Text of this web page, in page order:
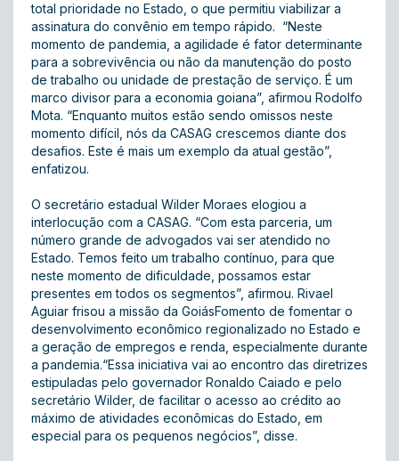
total prioridade no Estado, o que permitiu viabilizar a
assinatura do convênio em tempo rápido. “Neste
momento de pandemia, a agilidade é fator determinante
para a sobrevivência ou não da manutenção do posto
de trabalho ou unidade de prestação de serviço. É um
marco divisor para a economia goiana”, afirmou Rodolfo
Mota. “Enquanto muitos estão sendo omissos neste
momento difícil, nós da CASAG crescemos diante dos
desafios. Este é mais um exemplo da atual gestão”,
enfatizou.
O secretário estadual Wilder Moraes elogiou a
interlocução com a CASAG. “Com esta parceria, um
número grande de advogados vai ser atendido no
Estado. Temos feito um trabalho contínuo, para que
neste momento de dificuldade, possamos estar
presentes em todos os segmentos”, afirmou. Rivael
Aguiar frisou a missão da GoiásFomento de fomentar o
desenvolvimento econômico regionalizado no Estado e
a geração de empregos e renda, especialmente durante
a pandemia.“Essa iniciativa vai ao encontro das diretrizes
estipuladas pelo governador Ronaldo Caiado e pelo
secretário Wilder, de facilitar o acesso ao crédito ao
máximo de atividades econômicas do Estado, em
especial para os pequenos negócios”, disse.